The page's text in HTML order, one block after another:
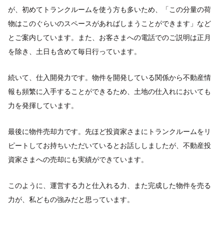
が、初めてトランクルームを使う方も多いため、「この分量の荷
物はこのぐらいのスペースがあればしまうことができます」など
とご案内しています。また、お客さまへの電話でのご説明は正月
を除き、土日も含めて毎日行っています。
続いて、仕入開発力です。物件を開発している関係から不動産情
報も頻繁に入手することができるため、土地の仕入れにおいても
力を発揮しています。
最後に物件売却力です。先ほど投資家さまにトランクルームをリ
ピートしてお持ちいただいているとお話ししましたが、不動産投
資家さまへの売却にも実績ができています。
このように、運営する力と仕入れる力、また完成した物件を売る
力が、私どもの強みだと思っています。